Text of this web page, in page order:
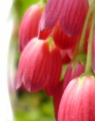
5 리갈
6 채송화
7 백합
8 시계초